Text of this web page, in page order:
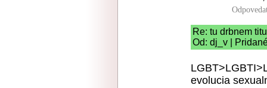
Re: tu drbnem
Od: dj_v |
evolucia